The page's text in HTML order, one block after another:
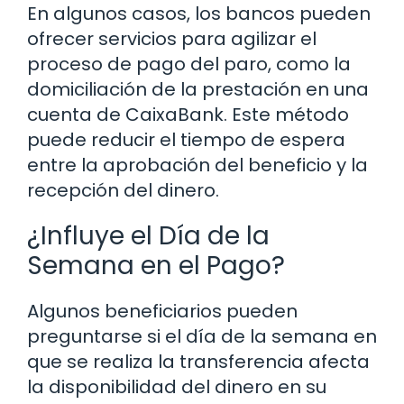
En algunos casos, los bancos pueden
ofrecer servicios para agilizar el
proceso de pago del paro, como la
domiciliación de la prestación en una
cuenta de CaixaBank. Este método
puede reducir el tiempo de espera
entre la aprobación del beneficio y la
recepción del dinero.
¿Influye el Día de la
Semana en el Pago?
Algunos beneficiarios pueden
preguntarse si el día de la semana en
que se realiza la transferencia afecta
la disponibilidad del dinero en su